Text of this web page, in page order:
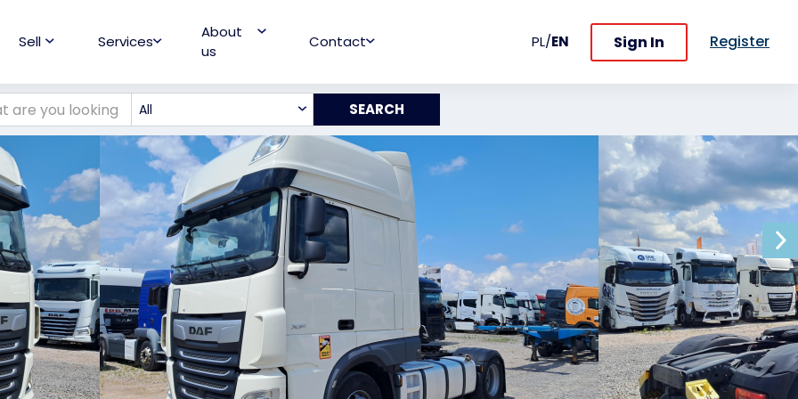
Sell Services
About
us
Contact PL/EN Sign In Register
All